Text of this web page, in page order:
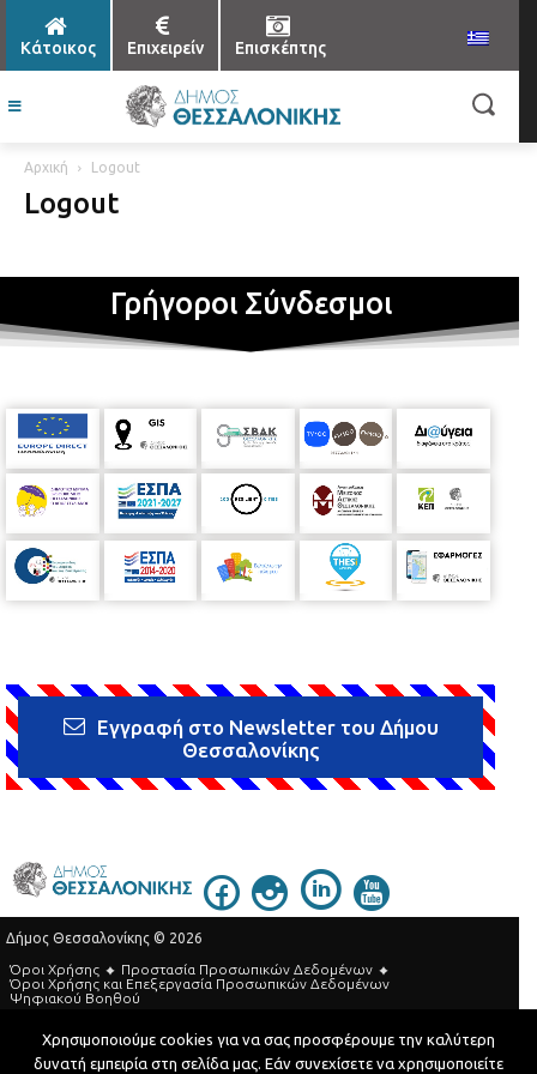
Κάτοικος Επιχειρείν Επισκέπτης
Αρχική Logout
Logout
Γρήγοροι Σύνδεσμοι
Εγγραφή στο Newsletter του Δήμου
Θεσσαλονίκης
Δήμος Θεσσαλονίκης © 2026
Όροι Χρήσης
Προστασία Προσωπικών Δεδομένων
Όροι Xρήσης και Eπεξεργασία Προσωπικών Δεδομένων
Ψηφιακού Βοηθού
Τηλεφωνικός Κατάλογος
Χρησιμοποιούμε cookies για να σας προσφέρουμε την καλύτερη
δυνατή εμπειρία στη σελίδα μας. Εάν συνεχίσετε να χρησιμοποιείτε